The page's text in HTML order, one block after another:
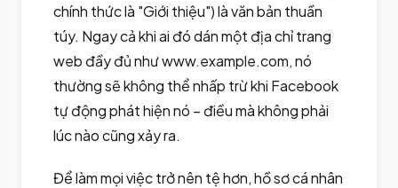
chính thức là "Giới thiệu") là văn bản thuần
túy. Ngay cả khi ai đó dán một địa chỉ trang
web đầy đủ như www.example.com, nó
thường sẽ không thể nhấp trừ khi Facebook
tự động phát hiện nó – điều mà không phải
lúc nào cũng xảy ra.
Để làm mọi việc trở nên tệ hơn, hồ sơ cá nhân